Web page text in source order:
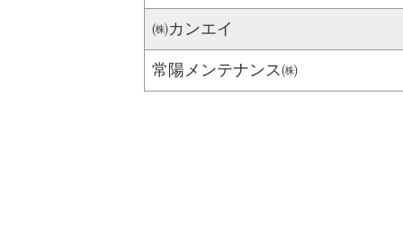
㈱カンエイ
常陽メンテナンス㈱